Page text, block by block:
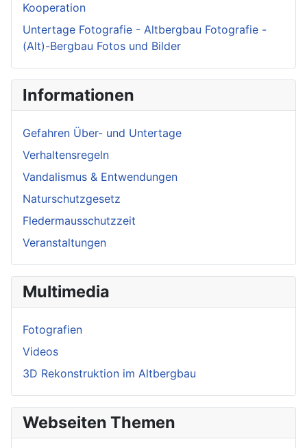
Kooperation
Untertage Fotografie - Altbergbau Fotografie -
(Alt)-Bergbau Fotos und Bilder
Informationen
Gefahren Über- und Untertage
Verhaltensregeln
Vandalismus & Entwendungen
Naturschutzgesetz
Fledermausschutzzeit
Veranstaltungen
Multimedia
Fotografien
Videos
3D Rekonstruktion im Altbergbau
Webseiten Themen